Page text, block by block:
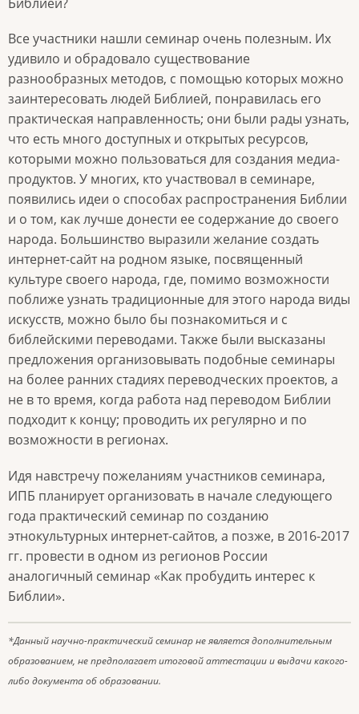
Все участники нашли семинар очень полезным. Их
удивило и обрадовало существование
разнообразных методов, с помощью которых можно
заинтересовать людей Библией, понравилась его
практическая направленность; они были рады узнать,
что есть много доступных и открытых ресурсов,
которыми можно пользоваться для создания медиа-
продуктов. У многих, кто участвовал в семинаре,
появились идеи о способах распространения Библии
и о том, как лучше донести ее содержание до своего
народа. Большинство выразили желание создать
интернет-сайт на родном языке, посвященный
культуре своего народа, где, помимо возможности
поближе узнать традиционные для этого народа виды
искусств, можно было бы познакомиться и с
библейскими переводами. Также были высказаны
предложения организовывать подобные семинары
на более ранних стадиях переводческих проектов, а
не в то время, когда работа над переводом Библии
подходит к концу; проводить их регулярно и по
возможности в регионах.
Идя навстречу пожеланиям участников семинара,
ИПБ планирует организовать в начале следующего
года практический семинар по созданию
этнокультурных интернет-сайтов, а позже, в 2016-2017
гг. провести в одном из регионов России
аналогичный семинар «Как пробудить интерес к
Библии».
*Данный научно-практический семинар не является дополнительным
образованием, не предполагает итоговой аттестации и выдачи какого-
либо документа об образовании.